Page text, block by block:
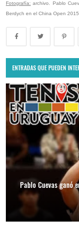
Fotografía: archivo. Pablo
Berdych en el China Open 2015.
ENTRADAS QUE PUEDEN
Pablo Cuevas ganó
Copa Davis 2024: